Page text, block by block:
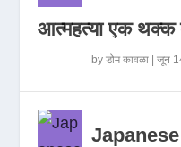
आत्महत्या एक थक्क
byडोम कावळा |जून